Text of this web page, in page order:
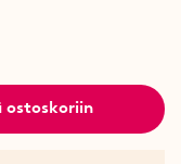
ostoskoriin